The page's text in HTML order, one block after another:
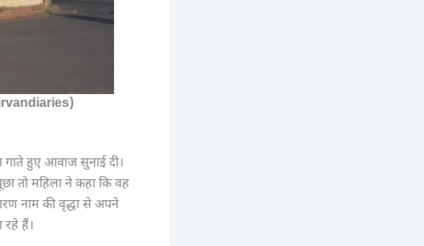
गाते हुए आवाज सुनाई दी।
तो महिला ने कहा कि वह
नाम की वृद्धा से अपने
रहे हैं।